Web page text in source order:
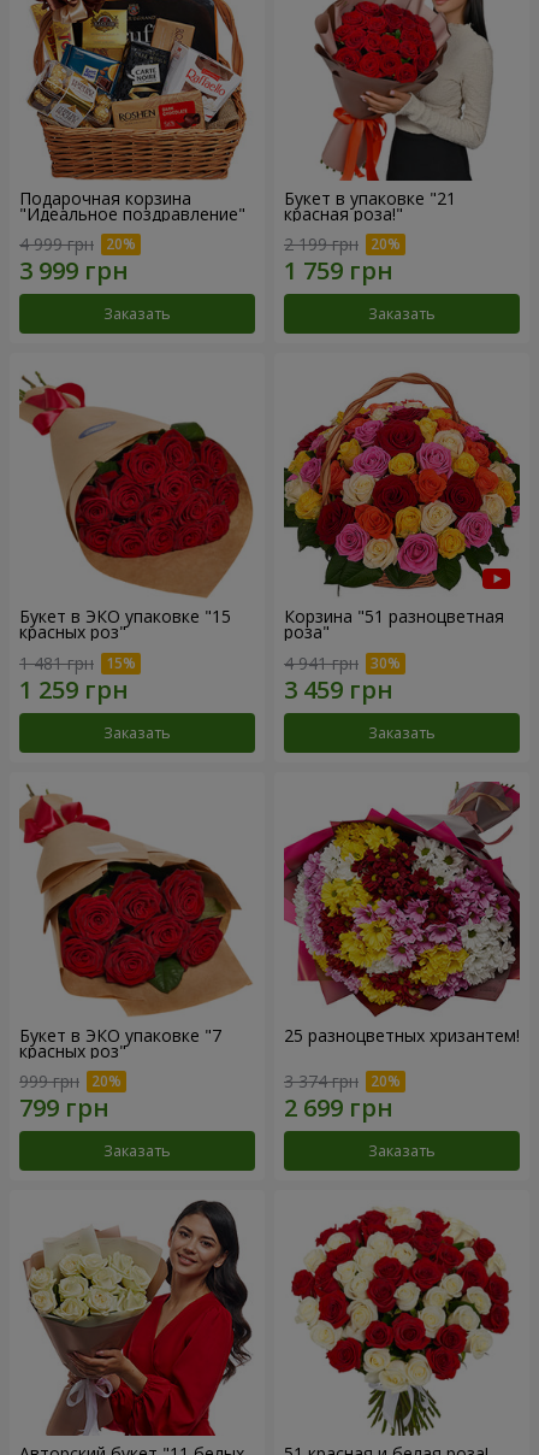
Подарочная корзина
"Идеальное поздравление"
4 999 грн
Заказать
Букет в упаковке "21
красная роза!"
2 199 грн
Заказать
Букет в ЭКО упаковке "15
красных роз"
1 481 грн
Заказать
Корзина "51 разноцветная
роза"
4 941 грн
Заказать
Букет в ЭКО упаковке "7
красных роз"
999 грн
Заказать
25 разноцветных хризантем!
3 374 грн
Заказать